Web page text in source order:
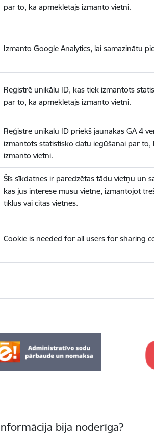
par to, kā apmeklētājs izmanto vietni.
Izmanto Google Analytics, lai samazinātu
Reģistrē unikālu ID, kas tiek izmantots
par to, kā apmeklētājs izmanto vietni.
Reģistrē unikālu ID priekš jaunākās GA 4
izmantots statistisko datu iegūšanai par to,
izmanto vietni.
Šīs sīkdatnes ir paredzētas tādu vietņu un
kas jūs interesē mūsu vietnē, izmantojot
tīklus vai citas vietnes.
Cookie is needed for all users for sharing
bija noderīga?